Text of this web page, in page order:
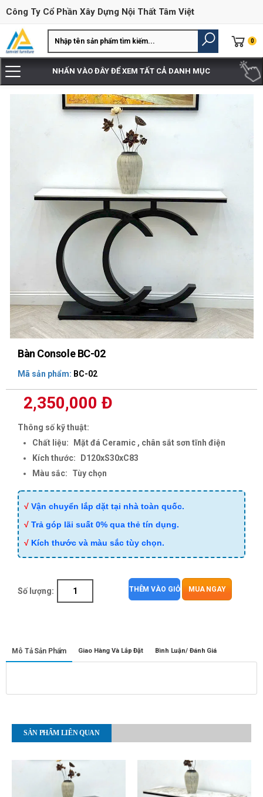
Công Ty Cổ Phần Xây Dựng Nội Thất Tâm Việt
0
NHẤN VÀO ĐÂY ĐỂ XEM TẤT CẢ DANH MỤC
Bàn Console BC-02
Mã sản phẩm: BC-02
2,350,000 Đ
Thông số kỹ thuật:
Chất liệu:
Mặt đá Ceramic , chân sắt sơn tĩnh điện
Kích thước:
D120xS30xC83
Màu sắc:
Tùy chọn
√ Vận chuyển lắp dặt tại nhà toàn quốc.
√ Trả góp lãi suất 0% qua thẻ tín dụng.
√ Kích thước và màu sắc tùy chọn.
Số lượng: THÊM VÀO GIỎ MUA NGAY
Mô Tả Sản Phẩm Giao Hàng Và Lắp Đặt Bình Luận/ Đánh Giá
SẢN PHẨM LIÊN QUAN